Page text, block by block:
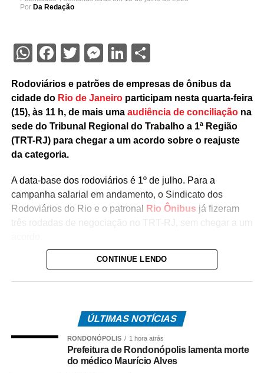
Por Da Redação
WhatsApp
Facebook
TwitterMessenger
LinkedIn
Rodoviários e patrões de empresas de ônibus da
cidade do Rio de Janeiroparticipam nesta quarta-feira
(15), às 11 h, de mais uma audiência de conciliaçãona
sede do Tribunal Regional do Trabalho a 1ª Região
(TRT-RJ) para chegar a um acordo sobre o reajuste
da categoria.
A data-base dos rodoviários é 1º de julho. Para a
campanha salarial em andamento, o Sindicato dos
Rodoviários do Rio e o patronal Rio Ônibus já fizeram
três rodadas de negociação no TRT-RJ, sem chegar a um
Durante as negociações mediadas pela Justiça do
o Rio Ônibus havia ofertado 4,39%.
O desembargador Gustavo Tadeu Alkmim, da Seção
Especializada em Dissídios Coletivos (Sedic), pediu que
CONTINUE LENDO
ÚLTIMAS NOTÍCIAS
RONDONÓPOLIS 1 hora atrás
Prefeitura de Rondonópolis lamenta morte
do médico Maurício Alves